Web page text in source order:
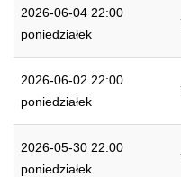
2026-06-04 22:00
poniedziałek
2026-06-02 22:00
poniedziałek
2026-05-30 22:00
poniedziałek